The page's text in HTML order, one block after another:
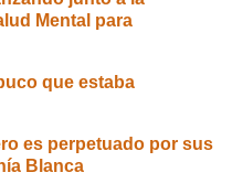
Mental para
que estaba
es perpetuado por sus
Blanca